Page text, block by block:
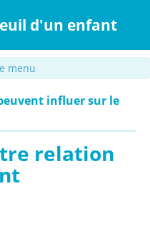
d'un enfant
menu
influer sur le
relation